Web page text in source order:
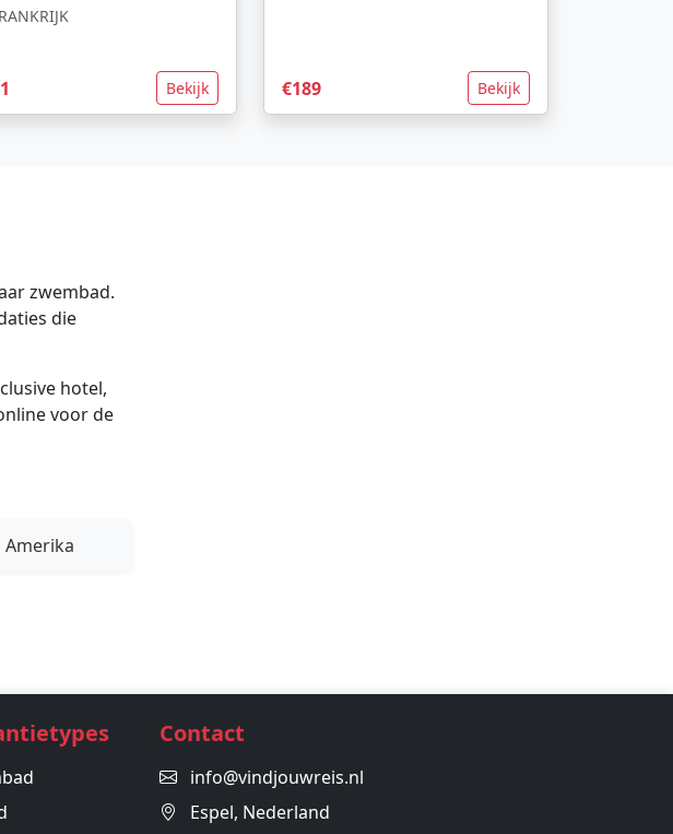
Bekijk €189 Bekijk
zwembad.
die
hotel,
voor de
Amerika
Contact
info@vindjouwreis.nl
Espel, Nederland